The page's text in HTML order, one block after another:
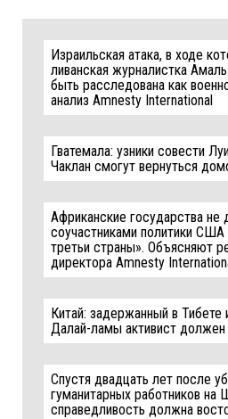
Израильская атака, в ходе
ливанская журналистка
быть расследована как
анализ Amnesty International
Гватемала: узники совести
Чаклан смогут вернуться
Африканские государства не
соучастниками политики
третьи страны». Объясняют
директора Amnesty
Китай: задержанный в Тибете
Далай-ламы активист
Спустя двадцать лет после
гуманитарных работников на
справедливость должна